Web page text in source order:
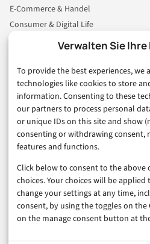
Verwalten Sie
To provide the best experiences, we
technologies like cookies to store
information. Consenting to these
our partners to process personal
or unique IDs on this site and show
consenting or withdrawing consent,
features and functions.
Click below to consent to the above
choices. Your choices will be applied
change your settings at any time,
consent, by using the toggles on
on the manage consent button at
E-Commerce & Handel
Consumer & Digital Life
Business & Karriere
Sicherheit & Recht
Digitalisierung
Marketing
Magazin
Unsere Redaktion
Werbeformate & Media Kit
Rechtliches